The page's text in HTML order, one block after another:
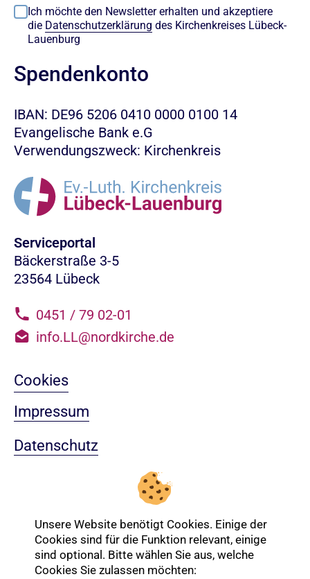
Ich möchte den Newsletter erhalten und akzeptiere
die Datenschutzerklärung des Kirchenkreises Lübeck-
Lauenburg
Spendenkonto
IBAN: DE96 5206 0410 0000 0100 14
Evangelische Bank e.G
Verwendungszweck: Kirchenkreis
Serviceportal
Bäckerstraße 3-5
23564 Lübeck
0451 / 79 02-01
info.LL@nordkirche.de
Cookies
Impressum
Datenschutz
Nach oben
Login-Bereich
Unsere Website benötigt Cookies. Einige der
Cookies sind für die Funktion relevant, einige
sind optional. Bitte wählen Sie aus, welche
Cookies Sie zulassen möchten: